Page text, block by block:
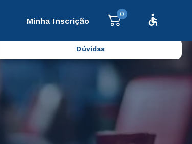
Minha Inscrição
0
Dúvidas